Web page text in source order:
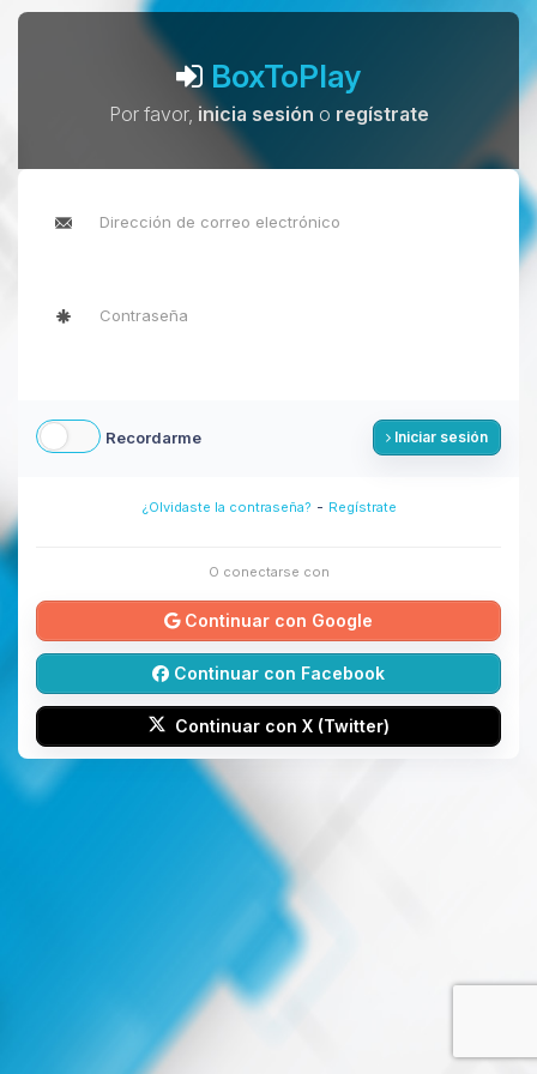
BoxToPlay
Por favor, inicia sesión o regístrate
Recordarme Iniciar sesión
¿Olvidaste la contraseña? - Regístrate
O conectarse con
Continuar con Google
Continuar con Facebook
Continuar con X (Twitter)